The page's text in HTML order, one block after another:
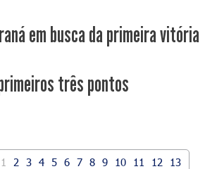
em busca da primeira vitória
três pontos
1 2 3 4 5 6 7 8 9 10 11 12
13